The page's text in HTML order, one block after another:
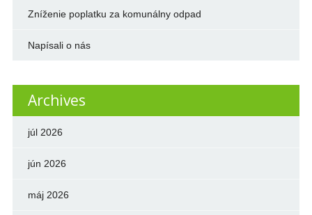
Zníženie poplatku za komunálny odpad
Napísali o nás
Archives
júl 2026
jún 2026
máj 2026